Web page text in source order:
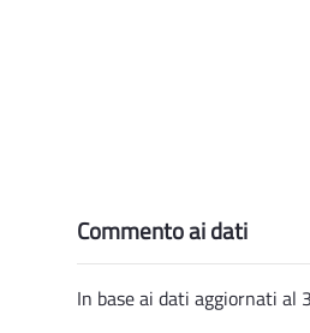
Commento ai dati
In base ai dati aggiornati al